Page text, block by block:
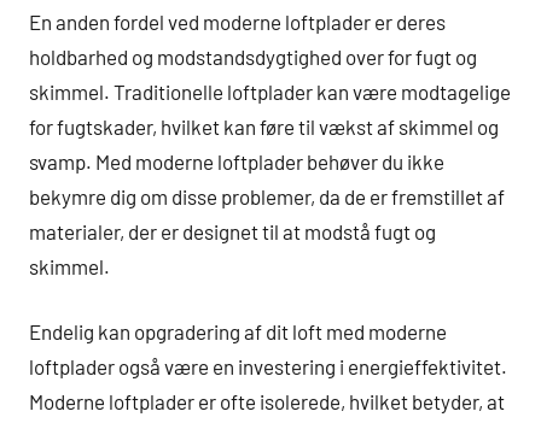
En anden fordel ved moderne loftplader er deres
holdbarhed og modstandsdygtighed over for fugt og
skimmel. Traditionelle loftplader kan være modtagelige
for fugtskader, hvilket kan føre til vækst af skimmel og
svamp. Med moderne loftplader behøver du ikke
bekymre dig om disse problemer, da de er fremstillet af
materialer, der er designet til at modstå fugt og
skimmel.
Endelig kan opgradering af dit loft med moderne
loftplader også være en investering i energieffektivitet.
Moderne loftplader er ofte isolerede, hvilket betyder, at